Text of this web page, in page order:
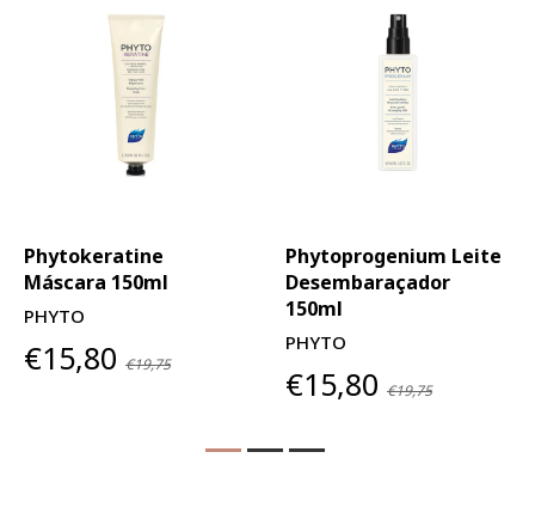
Phytokeratine
Máscara 150ml
PHYTO
€15,80 €19,75
Phytoprogenium Leite
Desembaraçador
150ml
PHYTO
€15,80 €19,75